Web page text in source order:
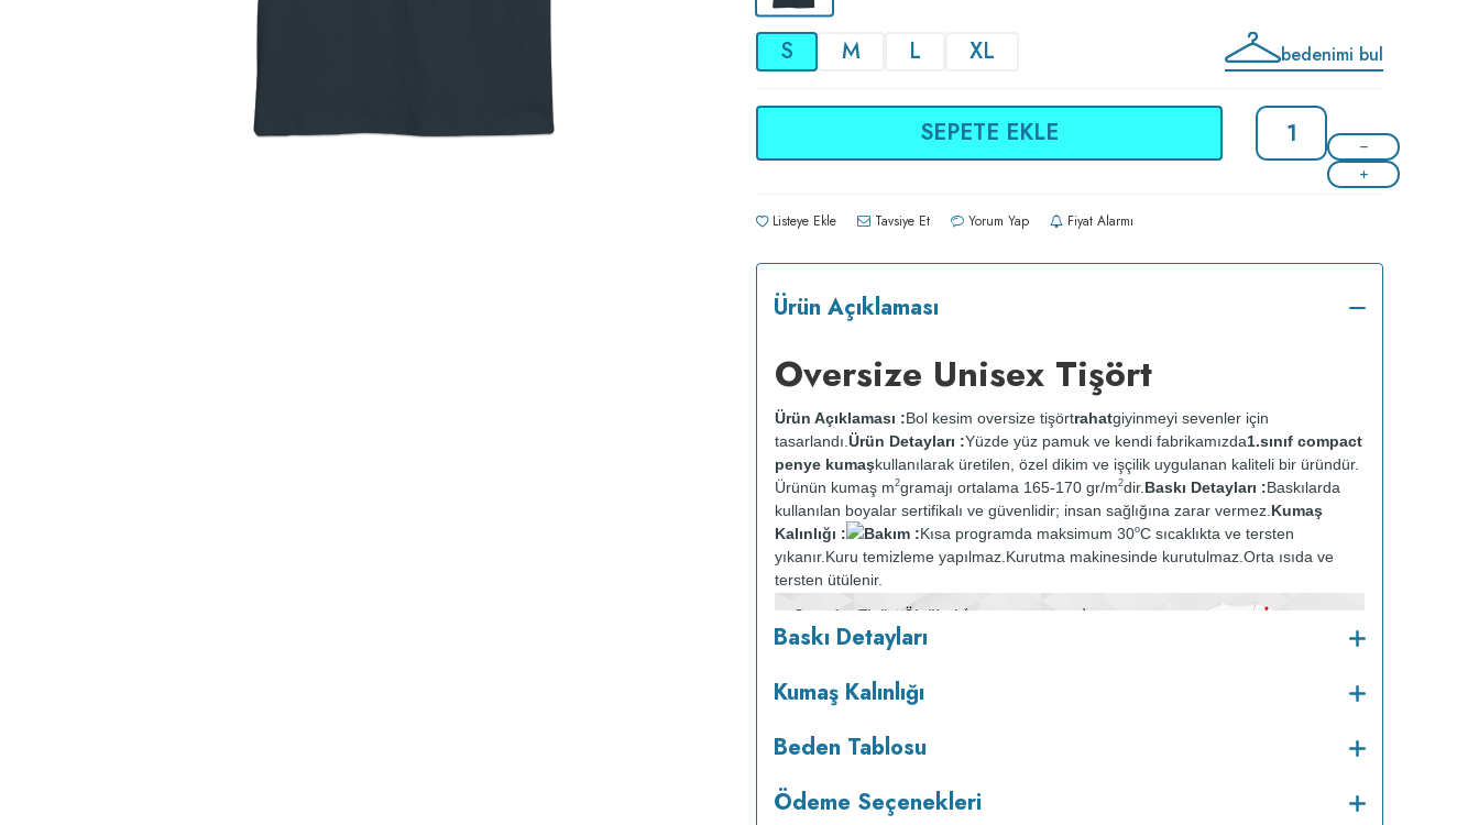
S M L XL bedenimi bul
SEPETE EKLE
Listeye Ekle Tavsiye Et Yorum Yap Fiyat Alarmı
Ürün Açıklaması
Oversize Unisex Tişört
Ürün Açıklaması :Bol kesim oversize tişörtrahatgiyinmeyi sevenler için
tasarlandı. Ürün Detayları :Yüzde yüz pamuk ve kendi fabrikamızda1.sınıf compact
penye kumaşkullanılarak üretilen, özel dikim ve işçilik uygulanan kaliteli bir üründür.
Ürünün kumaş m2gramajı ortalama 165-170 gr/m2dir. Baskı Detayları :Baskılarda
kullanılan boyalar sertifikalı ve güvenlidir; insan sağlığına zarar vermez. Kumaş
Kalınlığı :
Bakım :Kısa programda maksimum 30oC sıcaklıkta ve tersten
yıkanır. Kuru temizleme yapılmaz. Kurutma makinesinde kurutulmaz. Orta ısıda ve
tersten ütülenir.
Baskı Detayları
Kumaş Kalınlığı
Beden Tablosu
Ödeme Seçenekleri